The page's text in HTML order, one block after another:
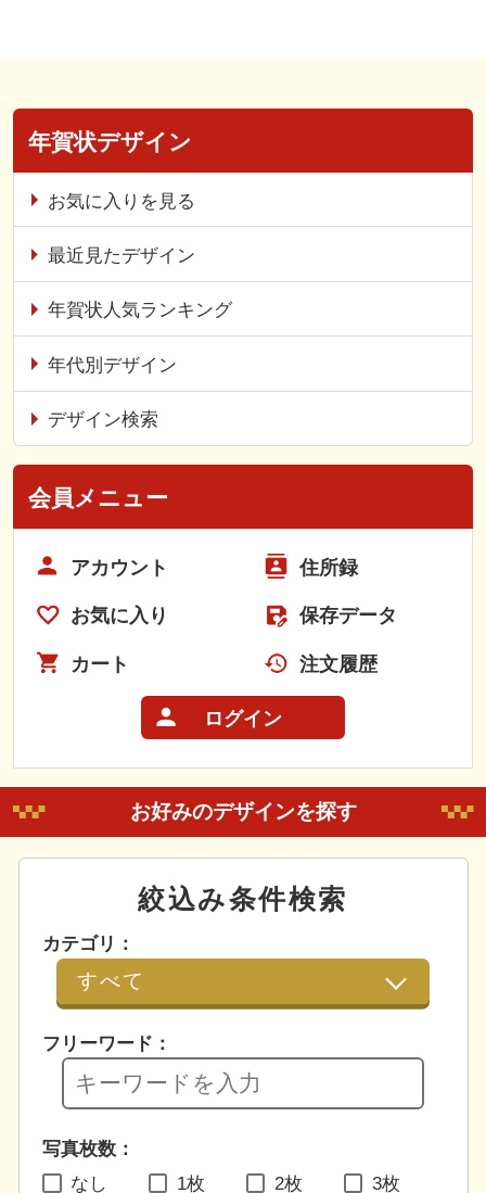
年賀状デザイン
お気に入りを見る
最近見たデザイン
年賀状人気ランキング
年代別デザイン
デザイン検索
会員メニュー
アカウント 住所録
お気に入り 保存データ
カート 注文履歴
ログイン
お好みのデザインを探す
絞込み条件検索
カテゴリ：
フリーワード：
写真枚数：
なし
1枚 2枚 3枚